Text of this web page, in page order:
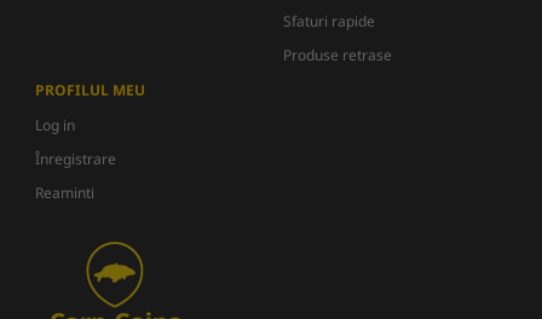
Sfaturi rapide
Produse retrase
PROFILUL MEU
Log in
Înregistrare
Reaminti